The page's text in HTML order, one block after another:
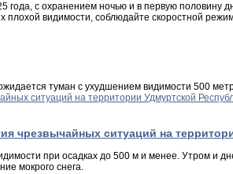
с охранением ночью и в первую половину
видимости, соблюдайте скоростной
туман с ухудшением видимости 500
ситуаций на
при осадках до 500 м и менее. Утром и
мокрого снега.